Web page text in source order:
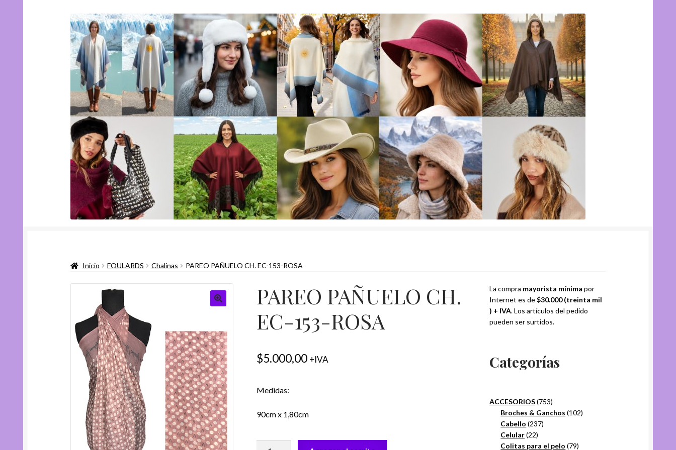
Inicio FOULARDS Chalinas PAREO PAÑUELO CH. EC-153-ROSA
PAREO PAÑUELO CH.
EC-153-ROSA
$5.000,00 +IVA
Medidas:
90cm x 1,80cm
La compra mayorista mínima por
Internet es de$30.000 (treinta mil
) + IVA. Los artículos del pedido
pueden ser surtidos.
Categorías
ACCESORIOS 753753
productos
Broches & Ganchos 102102
Cabello 237237
Celular 2222
productos
Colitas para el pelo 7979